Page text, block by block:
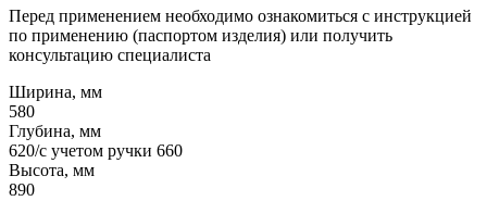
Перед применением необходимо ознакомиться с инструкцией
по применению (паспортом изделия) или получить
консультацию специалиста
Ширина, мм
580
Глубина, мм
620/с учетом ручки 660
Высота, мм
890